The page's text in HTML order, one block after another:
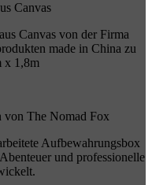
Canvas
Canvas von der Firma
made in China zu
x 1,8m
von The Nomad Fox
Aufbewahrungsbox
und professionelle